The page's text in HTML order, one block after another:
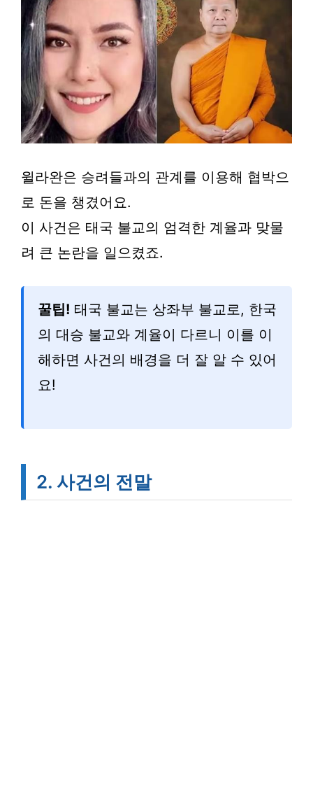
윌라완은 승려들과의 관계를 이용해 협박으
로 돈을 챙겼어요.
이 사건은 태국 불교의 엄격한 계율과 맞물
려 큰 논란을 일으켰죠.
꿀팁! 태국 불교는 상좌부 불교로, 한국
의 대승 불교와 계율이 다르니 이를 이
해하면 사건의 배경을 더 잘 알 수 있어
요!
2. 사건의 전말